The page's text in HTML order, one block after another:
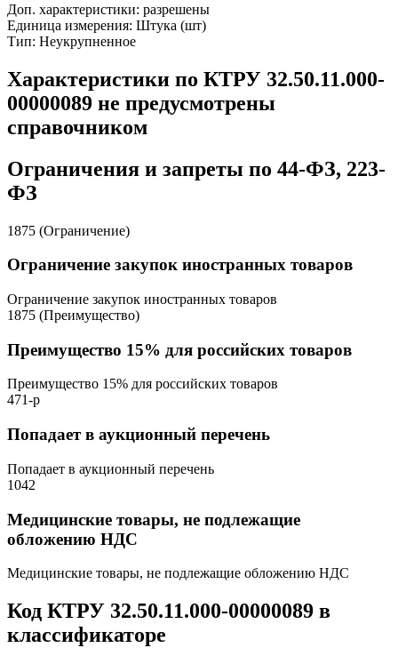
Доп. характеристики: разрешены
Единица измерения: Штука (шт)
Тип: Неукрупненное
Характеристики по КТРУ 32.50.11.000-
00000089 не предусмотрены
справочником
Ограничения и запреты по 44-ФЗ, 223-
ФЗ
1875 (Ограничение)
Ограничение закупок иностранных товаров
Ограничение закупок иностранных товаров
1875 (Преимущество)
Преимущество 15% для российских товаров
Преимущество 15% для российских товаров
471-р
Попадает в аукционный перечень
Попадает в аукционный перечень
1042
Медицинские товары, не подлежащие
обложению НДС
Медицинские товары, не подлежащие обложению НДС
Код КТРУ 32.50.11.000-00000089 в
классификаторе